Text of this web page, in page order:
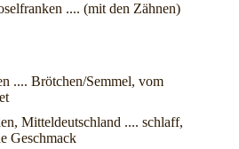
.... (mit den Zähnen)
.... Brötchen/Semmel, vom
Mitteldeutschland .... schlaff,
Geschmack